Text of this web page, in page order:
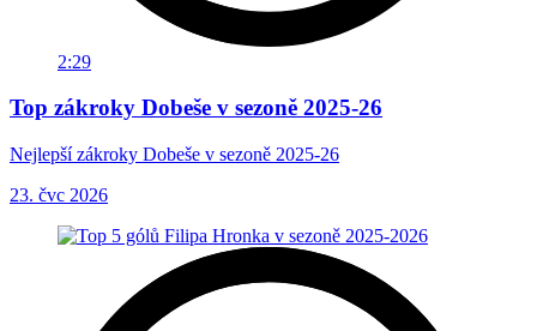
2:29
Top zákroky Dobeše v sezoně 2025-26
Nejlepší zákroky Dobeše v sezoně 2025-26
23. čvc 2026